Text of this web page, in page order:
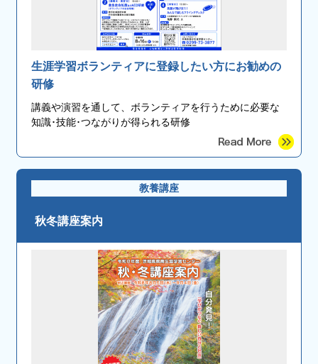
生涯学習ボランティアに登録したい方にお勧めの
研修
講義や演習を通して、ボランティアを行うために必要な
知識･技能･つながりが得られる研修
教養講座
秋冬講座案内